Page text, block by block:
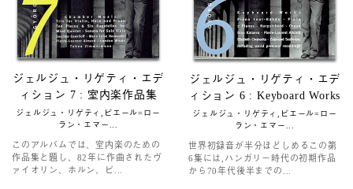
ジェルジュ・リゲティ・エデ
ィション 7 : 室内楽作品集
ジェルジュ・リゲティ,ピエール=ロー
ラン・エマー...
このアルバムでは、室内楽のための
作品集と題し、82年に作曲されたヴ
ァイオリン、ホルン、ピ...
ジェルジュ・リゲティ・エデ
ィション 6 : Keyboard Works
ジェルジュ・リゲティ,ピエール=ロー
ラン・エマー...
世界初録音が半分ほどしめるこの第
6集には,ハンガリー時代の初期作品
から70年代後半までの...